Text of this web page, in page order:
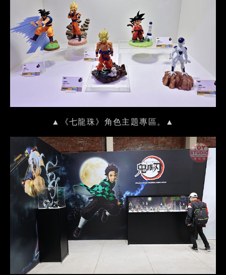
▲《七龍珠》角色主題專區。▲